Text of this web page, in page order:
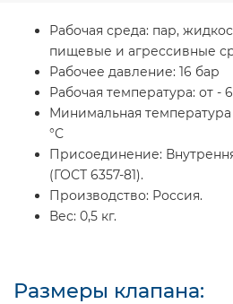
Рабочая среда: пар,
пищевые и агрессивные
Рабочее давление: 16 бар
Рабочая температура: от -
Минимальная
°С
Присоединение:
(ГОСТ 6357-81).
Производство: Россия.
Вес: 0,5 кг.
Размеры клапана: